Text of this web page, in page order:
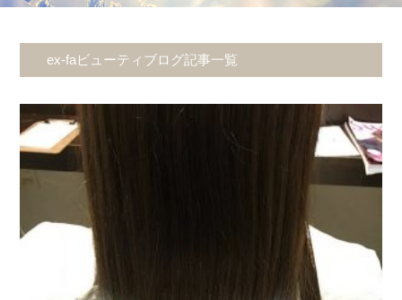
ex-faビューティブログ記事一覧